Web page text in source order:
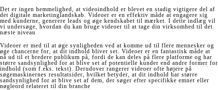
Det er ingen hemmelighed, at videoindhold er blevet en stadig vigtigere del af
det digitale marketinglandskab. Videoer er en effektiv måde at engagere sig
med kunderne, generere leads og øge kendskabet til mærket. I dette indlæg vil
vi undersøge, hvordan du kan bruge videoer til at tage din virksomhed til det
næste niveau
Videoer er med til at øge synligheden ved at komme ud til flere mennesker og
øge chancerne for, at dit indhold bliver set. Videoer er en fantastisk måde at
nå ud til et bredere publikum på, fordi de kan deles på flere platforme og har
større sandsynlighed for at blive set af potentielle kunder end andre former for
indhold (som f.eks. tekst). Derudover rangerer videoer ofte højere på
søgemaskinernes resultatsider, hvilket betyder, at dit indhold har større
sandsynlighed for at blive set af dem, der søger efter specifikke emner eller
nøgleord relateret til din branche